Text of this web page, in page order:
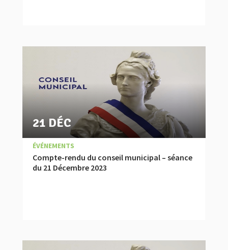
Compte-rendu du conseil municipal – séance
du 21 Décembre 2023
21 DÉC
|
COMPTES RENDUS
ÉVÉNEMENTS